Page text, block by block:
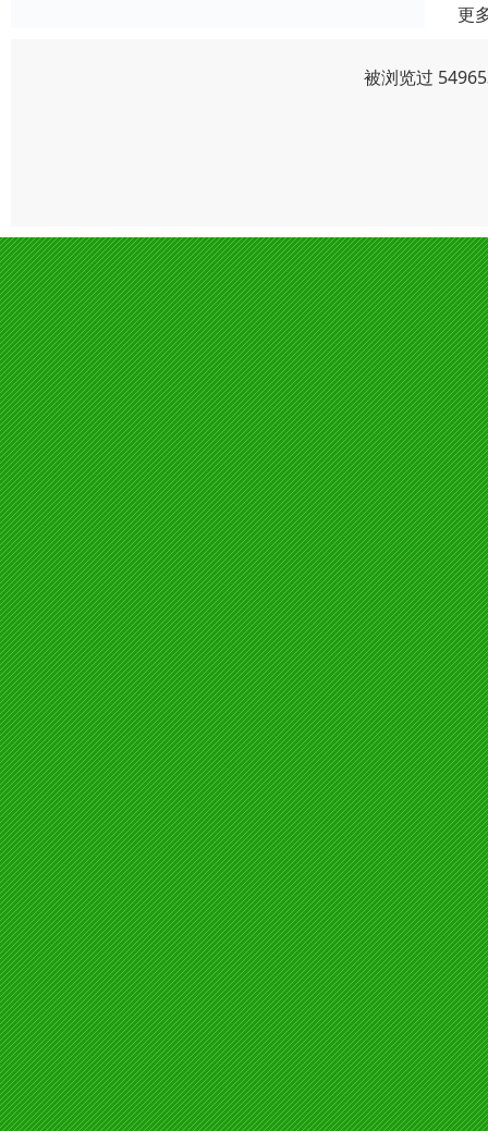
更
被浏览过